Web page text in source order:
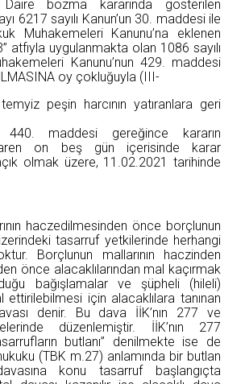
Daire bozma kararında gösterilen
6217 sayılı Kanun’un 30. maddesi ile
Muhakemeleri Kanunu’na eklenen
atfıyla uygulanmakta olan 1086 sayılı
Kanunu’nun 429. maddesi
oy çokluğuyla (III-
peşin harcının yatıranlara geri
440. maddesi gereğince kararın
on beş gün içerisinde karar
olmak üzere, 11.02.2021 tarihinde
haczedilmesinden önce borçlunun
tasarruf yetkilerinde herhangi
Borçlunun mallarının haczinden
önce alacaklılarından mal kaçırmak
bağışlamalar ve şüpheli (hileli)
ettirilebilmesi için alacaklılara tanınan
denir. Bu dava İİK’nın 277 ve
düzenlemiştir. İİK’nın 277
butlanı” denilmekte ise de
(TBK m.27) anlamında bir butlan
konu tasarruf başlangıçta